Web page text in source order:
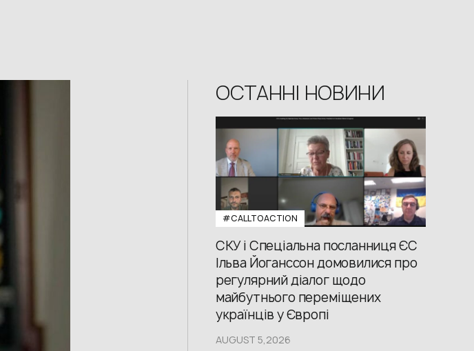
ОСТАННІ НОВИНИ
#CALLTOACTION
СКУ і Спеціальна посланниця ЄС
Ільва Йоганссон домовилися про
регулярний діалог щодо
майбутнього переміщених
українців у Європі
AUGUST 5,2026